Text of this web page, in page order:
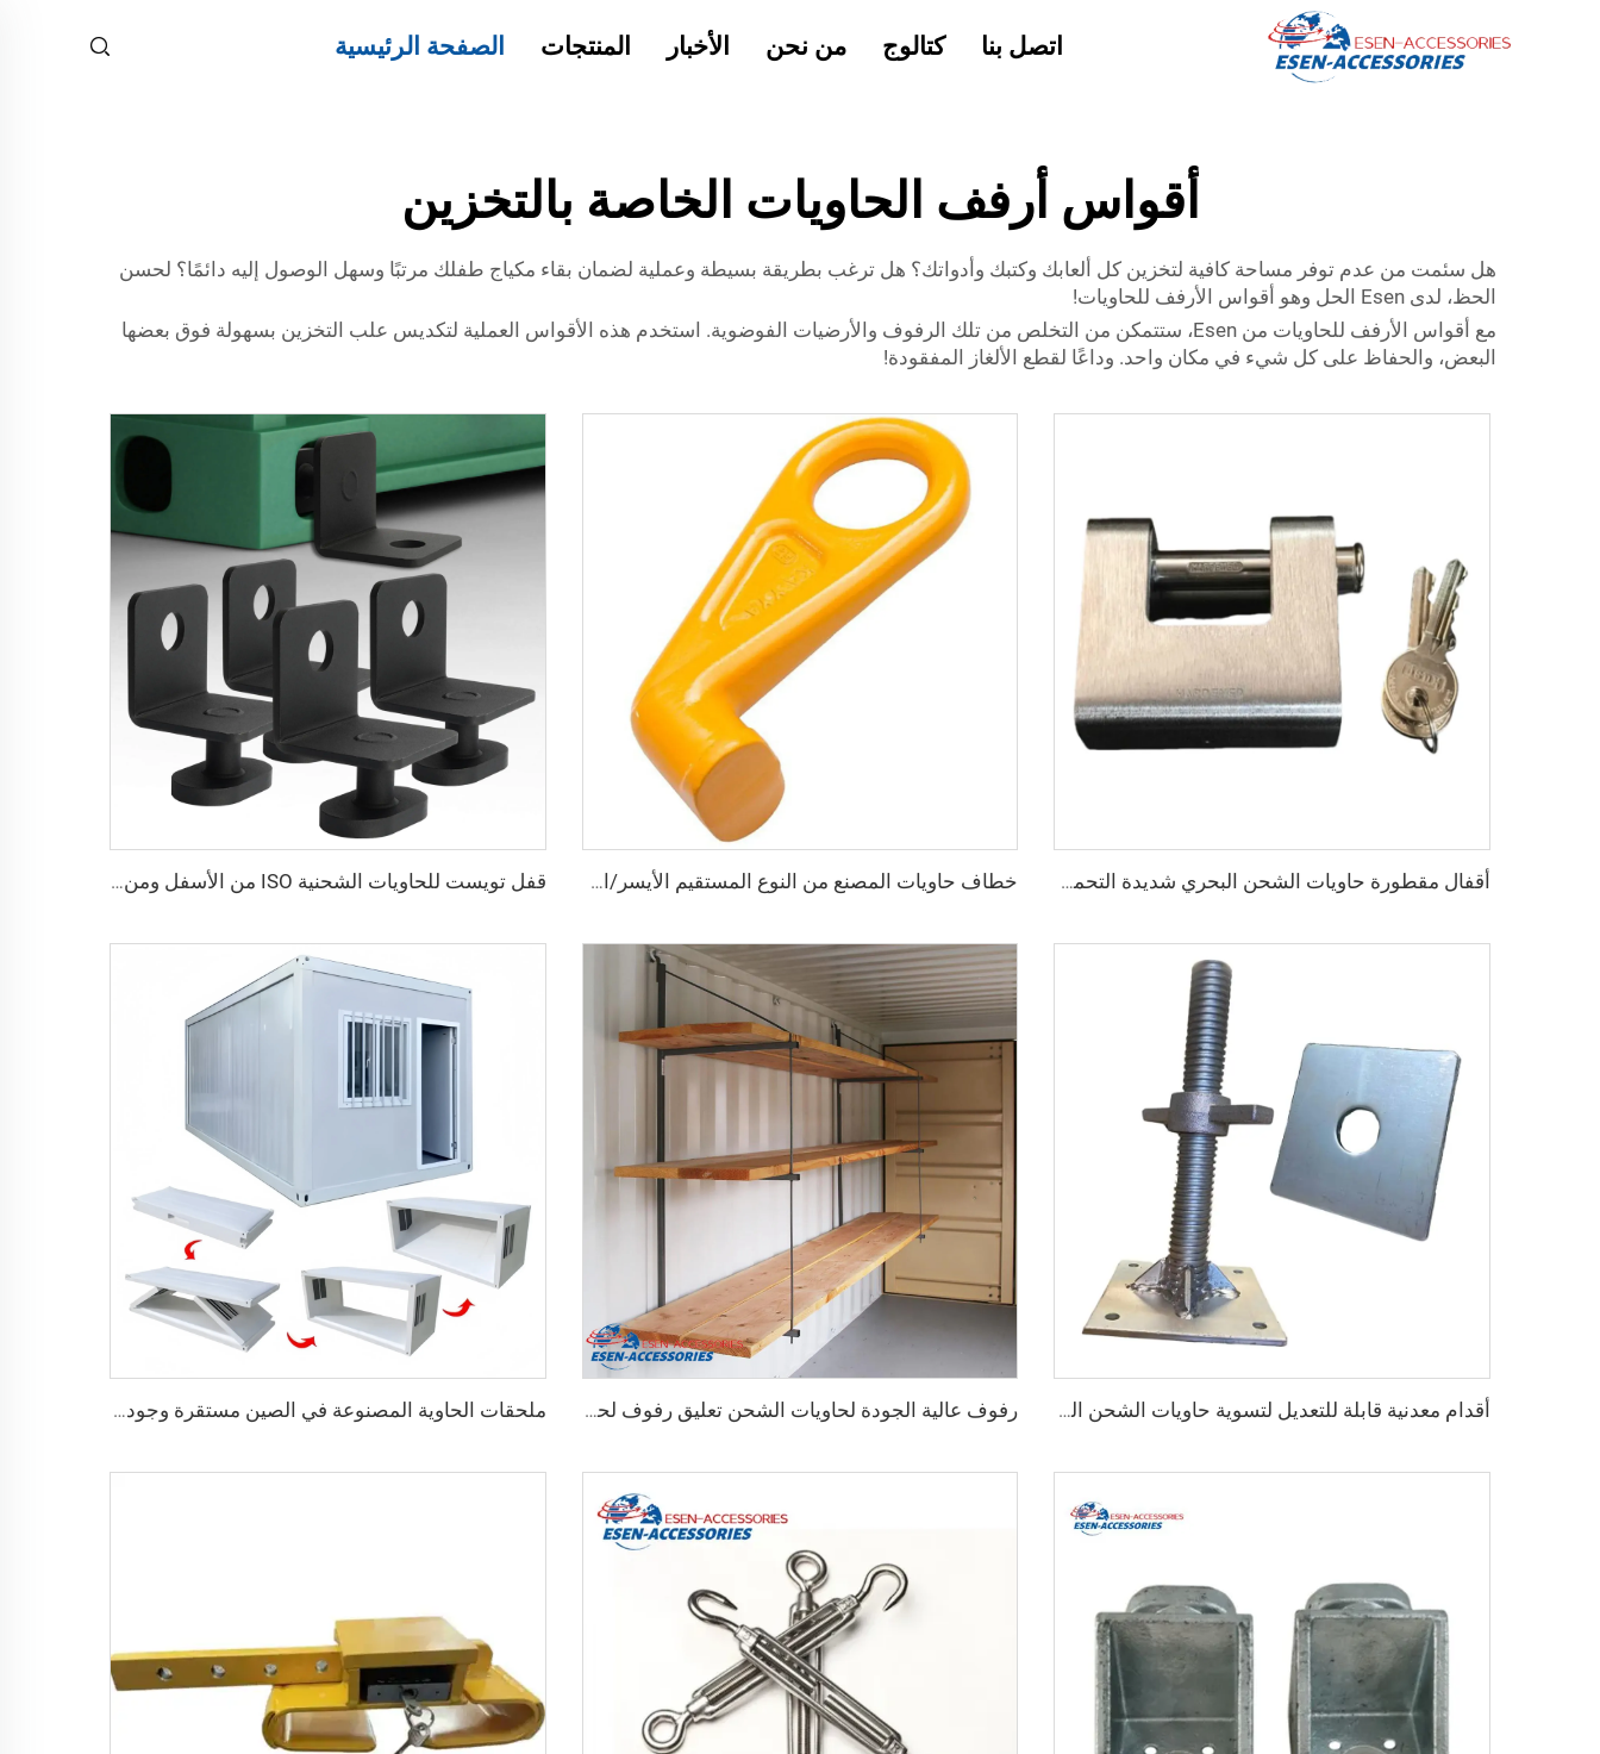
الصفحة الرئيسية المنتجات الأخبار من نحن كتالوج اتصل بنا
أقواس أرفف الحاويات الخاصة بالتخزين
هل سئمت من عدم توفر مساحة كافية لتخزين كل ألعابك وكتبك وأدواتك؟ هل ترغب بطريقة بسيطة وعملية لضمان بقاء مكياج طفلك مرتبًا وسهل الوصول إليه دائمًا؟ لحسن
الحظ، لدى Esen الحل وهو أقواس الأرفف للحاويات!
مع أقواس الأرفف للحاويات من Esen، ستتمكن من التخلص من تلك الرفوف والأرضيات الفوضوية. استخدم هذه الأقواس العملية لتكديس علب التخزين بسهولة فوق بعضها
البعض، والحفاظ على كل شيء في مكان واحد. وداعًا لقطع الألغاز المفقودة!
أقفال مقطورة حاويات الشحن البحري شديدة التحمل من Squire، أقفال أمان عالية الأمان، مقاس قفل للحاويات خطاف حاويات المصنع من النوع المستقيم الأيسر/الأيمن مصنوع من سبائك الفولاذ لرفع الحاويات قفل تويست للحاويات الشحنية ISO من الأسفل ومن الجانب & قفل زاوية لتثبيت البضائع
أقدام معدنية قابلة للتعديل لتسوية حاويات الشحن الثقيلة من 75 مم حتى 260 مم بسعة تحمل 12000 كجم رفوف عالية الجودة لحاويات الشحن تعليق رفوف لحاويات الشحن البحرية ملحقات الحاوية المصنوعة في الصين مستقرة وجودتها عالية، منزل حاوية قابل للطي مسبقاً